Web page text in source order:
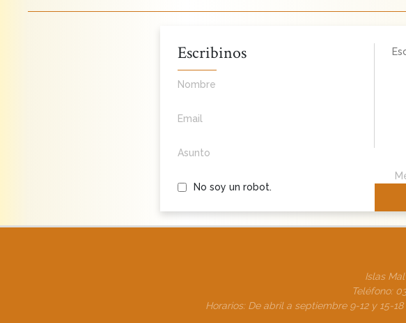
Escribinos
Nombre
Email
Asunto
No soy un robot.
Islas
Teléfono:
Horarios: De abril a septiembre 9-12 y 15-